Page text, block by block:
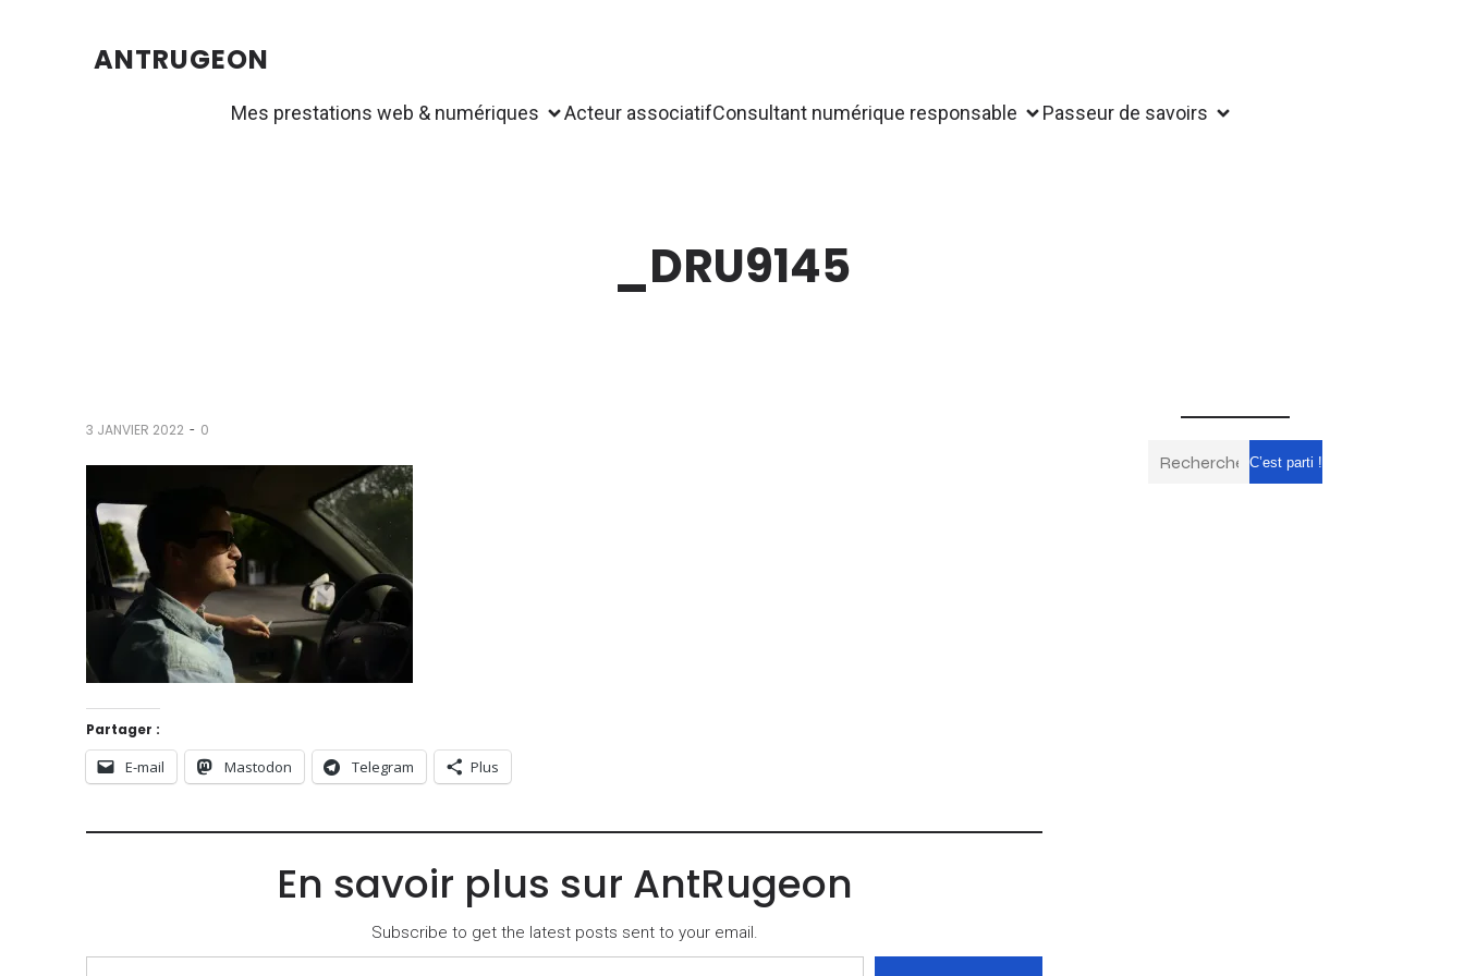
ANTRUGEON
Mes prestations web & numériques Acteur associatifConsultant numérique responsable Passeur de savoirs
_DRU9145
3 JANVIER 2022 - 0
Partager :
E-mail Mastodon Telegram Plus
En savoir plus sur AntRugeon
Subscribe to get the latest posts sent to your email.
Saisissez votre adresse e-mail…
C’est parti !